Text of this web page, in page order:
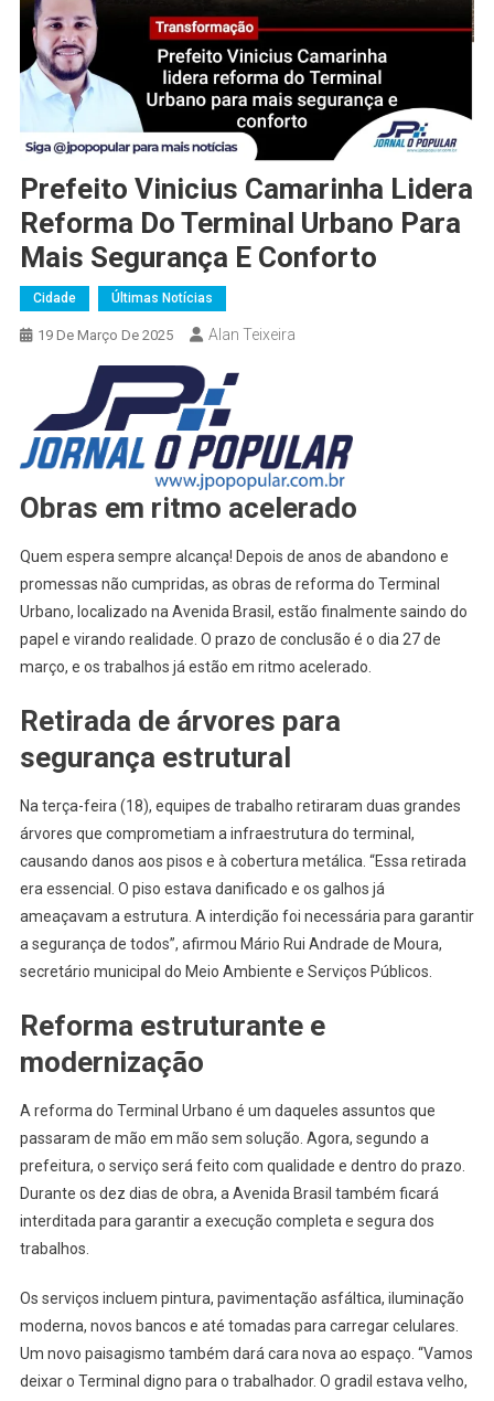
Prefeito Vinicius Camarinha Lidera
Reforma Do Terminal Urbano Para
Mais Segurança E Conforto
Cidade Últimas Notícias
19 De Março De 2025 Alan Teixeira
Obras em ritmo acelerado
Quem espera sempre alcança! Depois de anos de abandono e
promessas não cumpridas, as obras de reforma do Terminal
Urbano, localizado na Avenida Brasil, estão finalmente saindo do
papel e virando realidade. O prazo de conclusão é o dia 27 de
março, e os trabalhos já estão em ritmo acelerado.
Retirada de árvores para
segurança estrutural
Na terça-feira (18), equipes de trabalho retiraram duas grandes
árvores que comprometiam a infraestrutura do terminal,
causando danos aos pisos e à cobertura metálica. “Essa retirada
era essencial. O piso estava danificado e os galhos já
ameaçavam a estrutura. A interdição foi necessária para garantir
a segurança de todos”, afirmou Mário Rui Andrade de Moura,
secretário municipal do Meio Ambiente e Serviços Públicos.
Reforma estruturante e
modernização
A reforma do Terminal Urbano é um daqueles assuntos que
passaram de mão em mão sem solução. Agora, segundo a
prefeitura, o serviço será feito com qualidade e dentro do prazo.
Durante os dez dias de obra, a Avenida Brasil também ficará
interditada para garantir a execução completa e segura dos
trabalhos.
Os serviços incluem pintura, pavimentação asfáltica, iluminação
moderna, novos bancos e até tomadas para carregar celulares.
Um novo paisagismo também dará cara nova ao espaço. “Vamos
deixar o Terminal digno para o trabalhador. O gradil estava velho,